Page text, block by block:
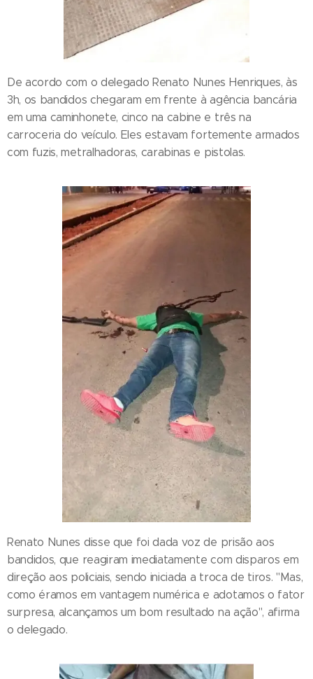
De acordo com o delegado Renato Nunes Henriques, às
3h, os bandidos chegaram em frente à agência bancária
em uma caminhonete, cinco na cabine e três na
carroceria do veículo. Eles estavam fortemente armados
com fuzis, metralhadoras, carabinas e pistolas.
Renato Nunes disse que foi dada voz de prisão aos
bandidos, que reagiram imediatamente com disparos em
direção aos policiais, sendo iniciada a troca de tiros. "Mas,
como éramos em vantagem numérica e adotamos o fator
surpresa, alcançamos um bom resultado na ação", afirma
o delegado.